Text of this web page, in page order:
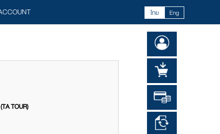
ไทย Eng
TOUR)